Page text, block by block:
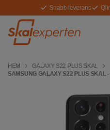
Snabb leverans
HEM
GALAXY S22 PLUS SKAL
SAMSUNG GALAXY S22 PLUS SKAL -